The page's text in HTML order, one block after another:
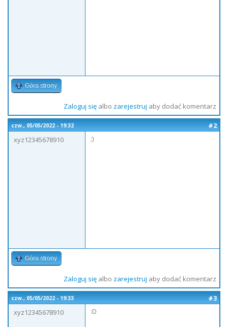
Góra strony
Zaloguj sięalbo zarejestruj aby dodać komentarz
czw., 05/05/2022 - 19:32
#2
xyz12345678910
;)
Góra strony
Zaloguj sięalbo zarejestruj aby dodać komentarz
czw., 05/05/2022 - 19:33
#3
xyz12345678910
:D